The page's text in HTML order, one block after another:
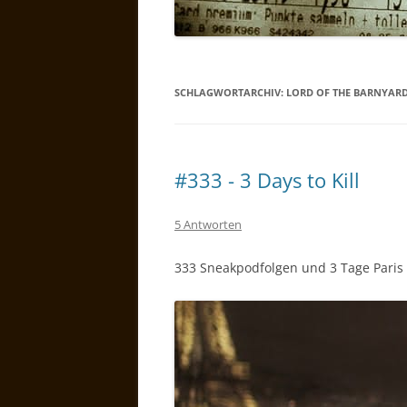
SCHLAGWORTARCHIV: LORD OF THE
#333 - 3 Days to Kill
5 Antworten
333 Sneakpodfolgen und 3 Tage